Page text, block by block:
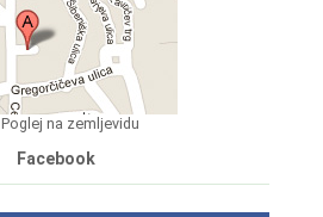
Poglej na zemljevidu
Facebook